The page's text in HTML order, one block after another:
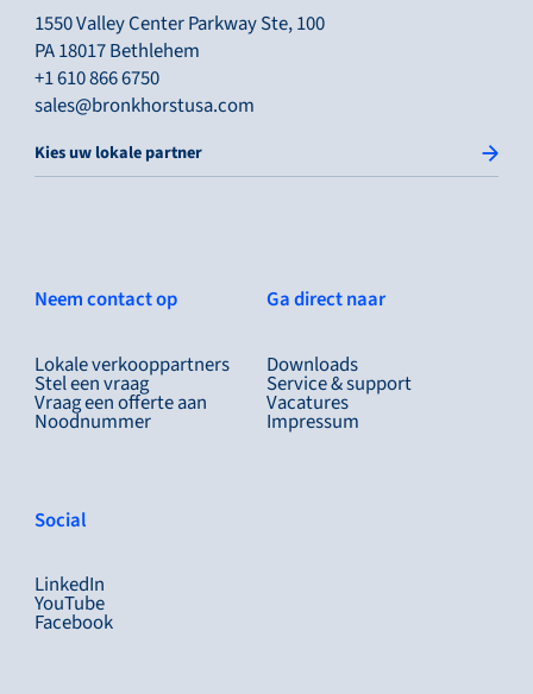
1550 Valley Center Parkway Ste, 100
PA 18017 Bethlehem
+1 610 866 6750
sales@bronkhorstusa.com
Kies uw lokale partner
Neem contact op
Lokale verkooppartners
Stel een vraag
Vraag een offerte aan
Noodnummer
Ga direct naar
Downloads
Service & support
Vacatures
Impressum
Social
LinkedIn
YouTube
Facebook